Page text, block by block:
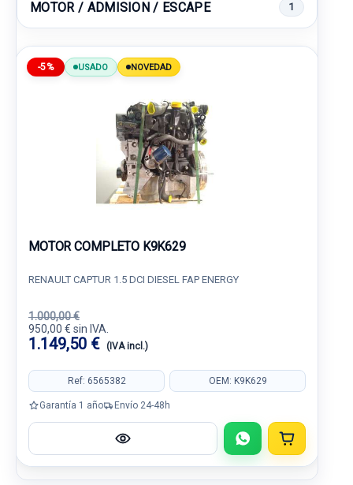
MOTOR / ADMISION / ESCAPE 1
-5% USADO NOVEDAD
MOTOR COMPLETO K9K629
RENAULT CAPTUR 1.5 DCI DIESEL FAP ENERGY
1.000,00 €
950,00 € sin IVA.
1.149,50 € (IVA incl.)
Ref: 6565382 OEM: K9K629
Garantía 1 año Envío 24-48h